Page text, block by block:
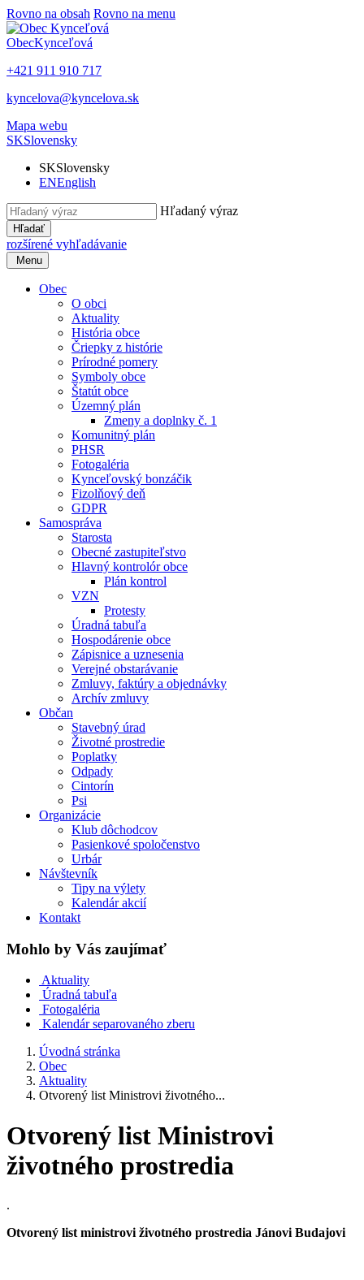
Rovno na obsah Rovno na menu
ObecKynceľová
+421 911 910 717
kyncelova@kyncelova.sk
Mapa webu
SKSlovensky
SKSlovensky
ENEnglish
Hľadaný výraz
Hľadať
rozšírené vyhľadávanie
Menu
Obec
O obci
Aktuality
História obce
Čriepky z histórie
Prírodné pomery
Symboly obce
Štatút obce
Územný plán
Zmeny a doplnky č. 1
Komunitný plán
PHSR
Fotogaléria
Kynceľovský bonzáčik
Fizolňový deň
GDPR
Samospráva
Starosta
Obecné zastupiteľstvo
Hlavný kontrolór obce
Plán kontrol
VZN
Protesty
Úradná tabuľa
Hospodárenie obce
Zápisnice a uznesenia
Verejné obstarávanie
Zmluvy, faktúry a objednávky
Archív zmluvy
Občan
Stavebný úrad
Životné prostredie
Poplatky
Odpady
Cintorín
Psi
Organizácie
Klub dôchodcov
Pasienkové spoločenstvo
Urbár
Návštevník
Tipy na výlety
Kalendár akcií
Kontakt
Mohlo by Vás zaujímať
Aktuality
Úradná tabuľa
Fotogaléria
Kalendár separovaného zberu
Úvodná stránka
Obec
Aktuality
Otvorený list Ministrovi životného...
Otvorený list Ministrovi
životného prostredia
.
Otvorený list ministrovi životného prostredia Jánovi Budajovi